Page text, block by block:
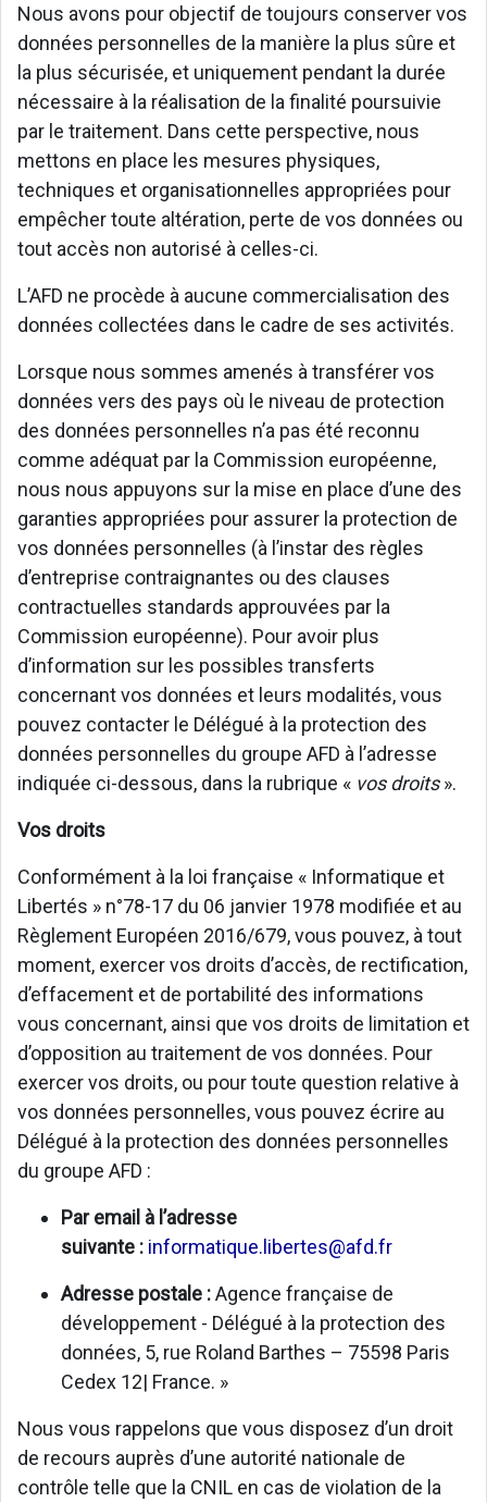
Nous avons pour objectif de toujours conserver vos
données personnelles de la manière la plus sûre et
la plus sécurisée, et uniquement pendant la durée
nécessaire à la réalisation de la finalité poursuivie
par le traitement. Dans cette perspective, nous
mettons en place les mesures physiques,
techniques et organisationnelles appropriées pour
empêcher toute altération, perte de vos données ou
tout accès non autorisé à celles-ci.
L’AFD ne procède à aucune commercialisation des
données collectées dans le cadre de ses activités.
Lorsque nous sommes amenés à transférer vos
données vers des pays où le niveau de protection
des données personnelles n’a pas été reconnu
comme adéquat par la Commission européenne,
nous nous appuyons sur la mise en place d’une des
garanties appropriées pour assurer la protection de
vos données personnelles (à l’instar des règles
d’entreprise contraignantes ou des clauses
contractuelles standards approuvées par la
Commission européenne). Pour avoir plus
d’information sur les possibles transferts
concernant vos données et leurs modalités, vous
pouvez contacter le Délégué à la protection des
données personnelles du groupe AFD à l’adresse
indiquée ci-dessous, dans la rubrique « vos droits».
Vos droits
Conformément à la loi française « Informatique et
Libertés » n°78-17 du 06 janvier 1978 modifiée et au
Règlement Européen 2016/679, vous pouvez, à tout
moment, exercer vos droits d’accès, de rectification,
d’effacement et de portabilité des informations
vous concernant, ainsi que vos droits de limitation et
d’opposition au traitement de vos données. Pour
exercer vos droits, ou pour toute question relative à
vos données personnelles, vous pouvez écrire au
Délégué à la protection des données personnelles
du groupe AFD :
Par email à l’adresse
suivante : informatique.libertes@afd.fr
Adresse postale :Agence française de
développement - Délégué à la protection des
données, 5, rue Roland Barthes – 75598 Paris
Cedex 12| France. »
Nous vous rappelons que vous disposez d’un droit
de recours auprès d’une autorité nationale de
contrôle telle que la CNIL en cas de violation de la